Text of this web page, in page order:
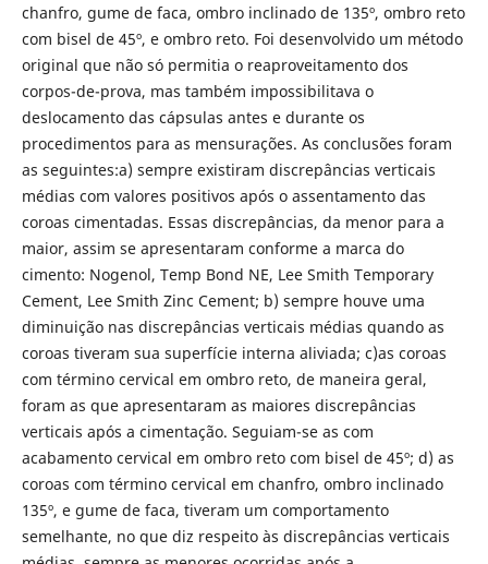
chanfro, gume de faca, ombro inclinado de 135º, ombro reto
com bisel de 45º, e ombro reto. Foi desenvolvido um método
original que não só permitia o reaproveitamento dos
corpos-de-prova, mas também impossibilitava o
deslocamento das cápsulas antes e durante os
procedimentos para as mensurações. As conclusões foram
as seguintes:a) sempre existiram discrepâncias verticais
médias com valores positivos após o assentamento das
coroas cimentadas. Essas discrepâncias, da menor para a
maior, assim se apresentaram conforme a marca do
cimento: Nogenol, Temp Bond NE, Lee Smith Temporary
Cement, Lee Smith Zinc Cement; b) sempre houve uma
diminuição nas discrepâncias verticais médias quando as
coroas tiveram sua superfície interna aliviada; c)as coroas
com término cervical em ombro reto, de maneira geral,
foram as que apresentaram as maiores discrepâncias
verticais após a cimentação. Seguiam-se as com
acabamento cervical em ombro reto com bisel de 45º; d) as
coroas com término cervical em chanfro, ombro inclinado
135º, e gume de faca, tiveram um comportamento
semelhante, no que diz respeito às discrepâncias verticais